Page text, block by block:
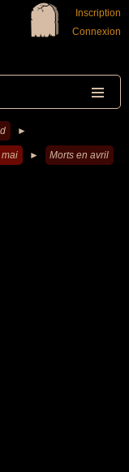
Inscription
Connexion
►
► Morts en avril